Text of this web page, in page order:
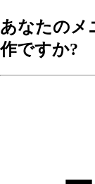
あなたのメ
作ですか?